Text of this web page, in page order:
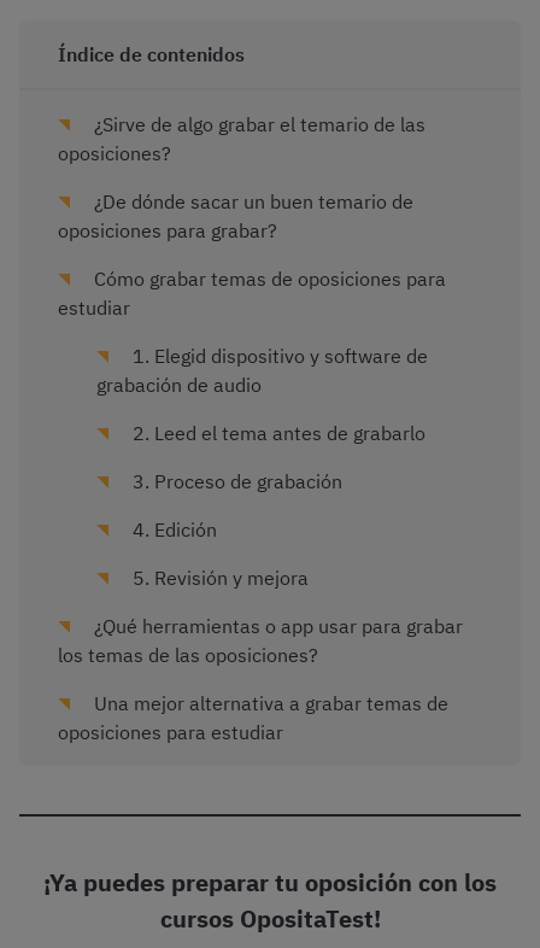
Índice de contenidos
¿Sirve de algo grabar el temario de las
oposiciones?
¿De dónde sacar un buen temario de
oposiciones para grabar?
Cómo grabar temas de oposiciones para
estudiar
1. Elegid dispositivo y software de
grabación de audio
2. Leed el tema antes de grabarlo
3. Proceso de grabación
4. Edición
5. Revisión y mejora
¿Qué herramientas o app usar para grabar
los temas de las oposiciones?
Una mejor alternativa a grabar temas de
oposiciones para estudiar
¡Ya puedes preparar tu oposición con los
cursos OpositaTest!